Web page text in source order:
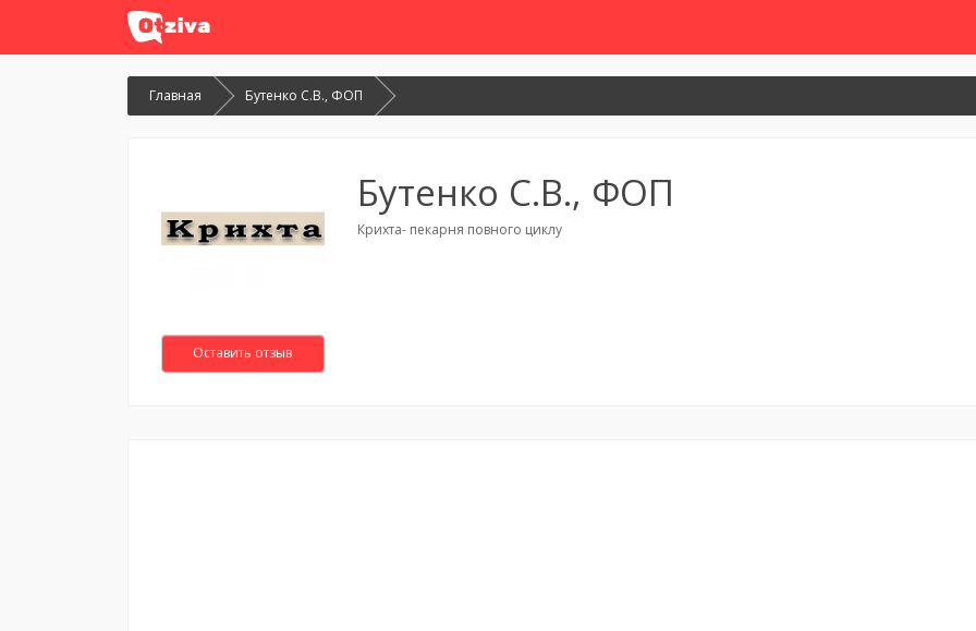
Главная Бутенко С.В., ФОП
Оставить отзыв
Бутенко С.В., ФОП
Крихта- пекарня повного циклу